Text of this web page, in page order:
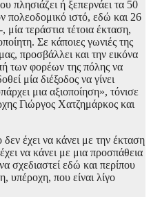
πλησιάζει ή ξεπερνάει τα 50
πολεοδομικό ιστό, εδώ και 26
τεράστια τέτοια έκταση,
Σε κάποιες γωνιές της
προσβάλλει και την εικόνα
των φορέων της πόλης να
μία διέξοδος να γίνει
μια αξιοποίηση», τόνισε
Γιώργος Χατζημάρκος και
έχει να κάνει με την έκταση
να κάνει με μια προσπάθεια
σχεδιαστεί εδώ και περίπου
υπέροχη, που είναι λίγο